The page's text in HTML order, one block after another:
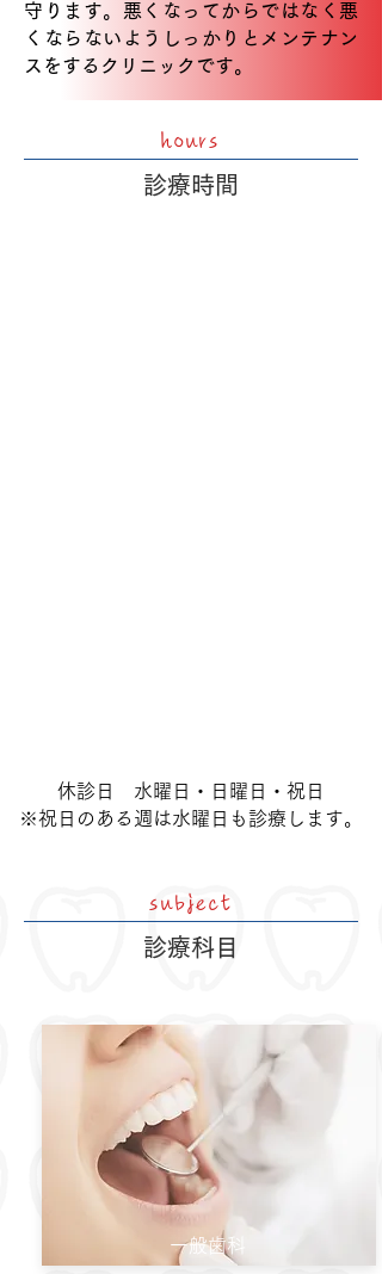
守り ます。 悪くなってからではなく悪
くならないようしっかりとメンテナン
スをするクリ ニックです。
hours
​診療時間
休診日 水曜日・日曜日・祝日
※祝日のある週は水曜日も診療します。
subject
​診療科目
​一般歯科